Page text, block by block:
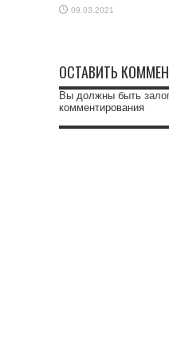
09.03.2021
ОСТАВИТЬ
Вы должны быть
комментирования